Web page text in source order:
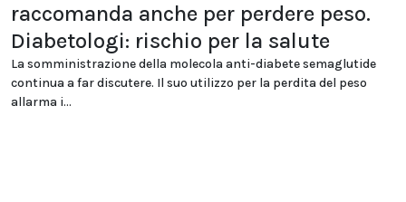
raccomanda anche per perdere peso.
Diabetologi: rischio per la salute
La somministrazione della molecola anti-diabete semaglutide
continua a far discutere. Il suo utilizzo per la perdita del peso
allarma i...